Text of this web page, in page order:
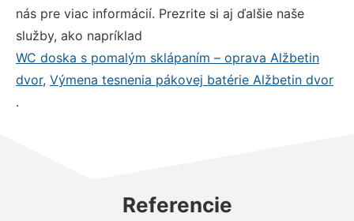
nás pre viac informácií. Prezrite si aj ďalšie naše
služby, ako napríklad
WC doska s pomalým sklápaním – oprava Alžbetin
dvor, Výmena tesnenia pákovej batérie Alžbetin dvor
.
Referencie